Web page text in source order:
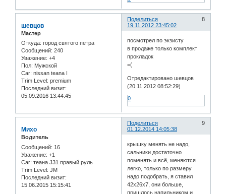
Поделиться
8
19.11.2012 23:45:02
шевцов
Мастер
Откуда: город святого петра
Сообщений: 240
Уважение: +4
Пол: Мужской
Car: nissan teana I
Trim Level: premium
Последний визит:
05.09.2016 13:44:45
посмотрел по экзисту
в продаже только комплект
прокладок
=(
Отредактировано шевцов
(20.11.2012 08:52:29)
0
Поделиться
9
01.12.2014 14:05:38
Михо
Водитель
Сообщений: 16
Уважение: +1
Car: теана J31 правый руль
Trim Level: JM
Последний визит:
15.06.2015 15:15:41
крышку менять не надо,
сальники достаточно
поменять и всё, меняются
легко, только по размеру
надо подобрать, я ставил
42х26х7, они больше,
пришлось напильником и